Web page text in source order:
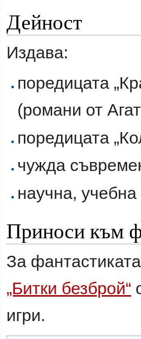
Дейност
Издава:
поредицата
(романи от
поредицата
чужда
научна,
Приноси към
За
„Битки безброй“
игри.